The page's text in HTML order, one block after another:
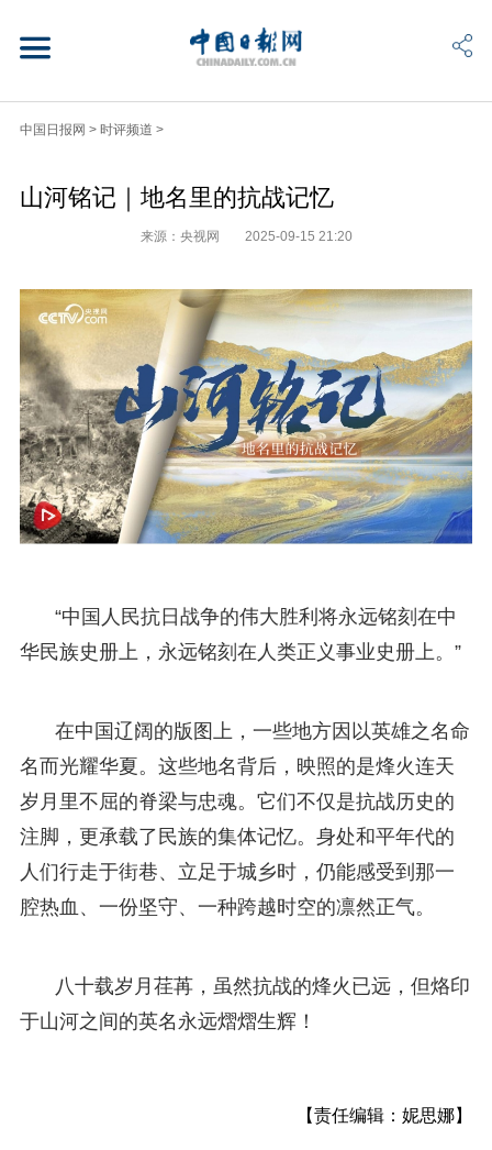
中国日报网 > 时评频道 >
山河铭记｜地名里的抗战记忆
来源：央视网 2025-09-15 21:20
“中国人民抗日战争的伟大胜利将永远铭刻在中
华民族史册上，永远铭刻在人类正义事业史册上。”
在中国辽阔的版图上，一些地方因以英雄之名命
名而光耀华夏。这些地名背后，映照的是烽火连天
岁月里不屈的脊梁与忠魂。它们不仅是抗战历史的
注脚，更承载了民族的集体记忆。身处和平年代的
人们行走于街巷、立足于城乡时，仍能感受到那一
腔热血、一份坚守、一种跨越时空的凛然正气。
八十载岁月荏苒，虽然抗战的烽火已远，但烙印
于山河之间的英名永远熠熠生辉！
【责任编辑：妮思娜】